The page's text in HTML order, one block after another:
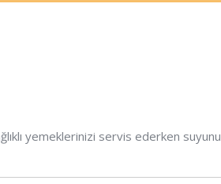
yemeklerinizi servis ederken suyunu